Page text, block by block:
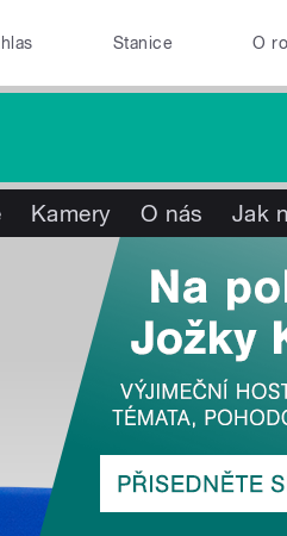
Stanice O
Kamery O nás Jak